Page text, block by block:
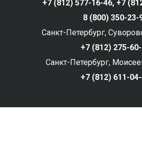
+7 (812) 577-16-46, +7
8 (800) 350-23-
Санкт-Петербург,
+7 (812) 275-
Санкт-Петербург,
+7 (812) 611-